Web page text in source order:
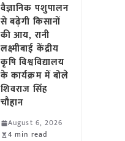
वैज्ञानिक पशुपालन
से बढ़ेगी किसानों
की आय, रानी
लक्ष्मीबाई केंद्रीय
कृषि विश्वविद्यालय
के कार्यक्रम में बोले
शिवराज सिंह
चौहान
August 6, 2026
4 min read